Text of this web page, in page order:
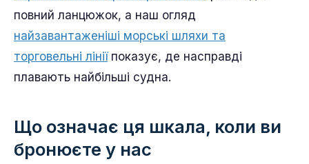
чотири або п’ять днів, поки двір перетравлює
хвилю. Ця затримка невидима в океанічному
розкладі, який показує прибуття судна вчасно,
але вона дуже реальна для одержувача, який
сполучення поєднуються, наш посібник по
порти і контейнерні перевезення